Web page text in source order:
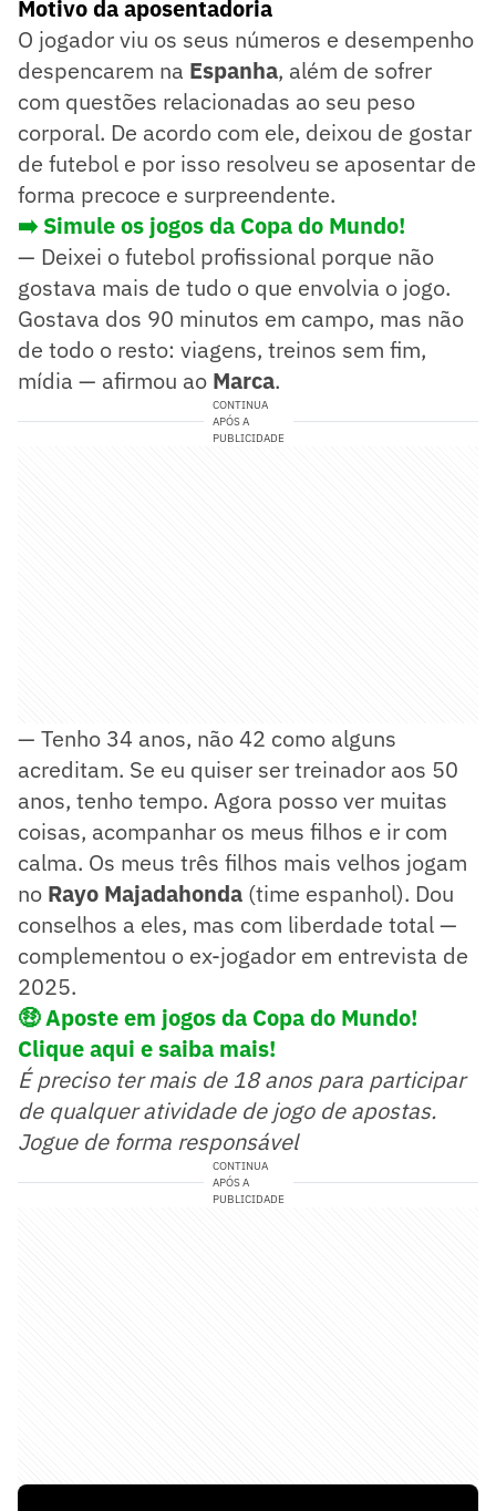
Motivo da aposentadoria
O jogador viu os seus números e desempenho
despencarem na Espanha, além de sofrer
com questões relacionadas ao seu peso
corporal. De acordo com ele, deixou de gostar
de futebol e por isso resolveu se aposentar de
forma precoce e surpreendente.
➡️ Simule os jogos da Copa do Mundo!
— Deixei o futebol profissional porque não
gostava mais de tudo o que envolvia o jogo.
Gostava dos 90 minutos em campo, mas não
de todo o resto: viagens, treinos sem fim,
mídia — afirmou ao Marca.
CONTINUA
APÓS A
PUBLICIDADE
— Tenho 34 anos, não 42 como alguns
acreditam. Se eu quiser ser treinador aos 50
anos, tenho tempo. Agora posso ver muitas
coisas, acompanhar os meus filhos e ir com
calma. Os meus três filhos mais velhos jogam
no Rayo Majadahonda (time espanhol). Dou
conselhos a eles, mas com liberdade total —
complementou o ex-jogador em entrevista de
2025.
🤑Aposte em jogos da Copa do Mundo!
Clique aqui e saiba mais!
É preciso ter mais de 18 anos para participar
de qualquer atividade de jogo de apostas.
Jogue de forma responsável
CONTINUA
APÓS A
PUBLICIDADE